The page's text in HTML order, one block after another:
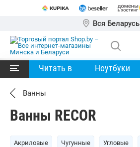
Вся Беларусь
Читать в Ноутбуки
Ванны
Ванны RECOR
Акриловые Чугунные Угловые